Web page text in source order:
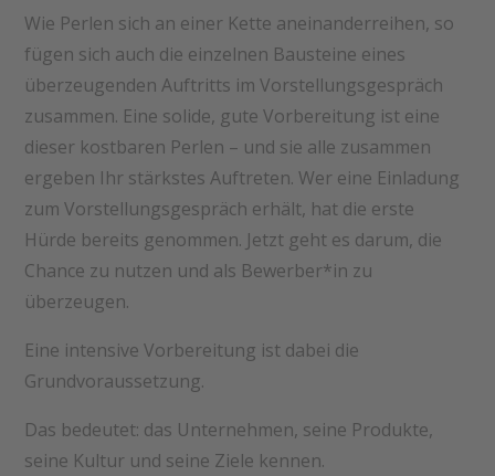
Wie Perlen sich an einer Kette aneinanderreihen, so
fügen sich auch die einzelnen Bausteine eines
überzeugenden Auftritts im Vorstellungsgespräch
zusammen. Eine solide, gute Vorbereitung ist eine
dieser kostbaren Perlen – und sie alle zusammen
ergeben Ihr stärkstes Auftreten. Wer eine Einladung
zum Vorstellungsgespräch erhält, hat die erste
Hürde bereits genommen. Jetzt geht es darum, die
Chance zu nutzen und als Bewerber*in zu
überzeugen.
Eine intensive Vorbereitung ist dabei die
Grundvoraussetzung.
Das bedeutet: das Unternehmen, seine Produkte,
seine Kultur und seine Ziele kennen.